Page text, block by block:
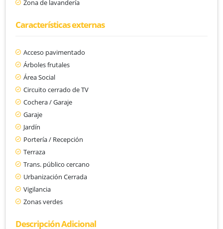
Zona de lavandería
Características externas
Acceso pavimentado
Árboles frutales
Área Social
Circuito cerrado de TV
Cochera / Garaje
Garaje
Jardín
Portería / Recepción
Terraza
Trans. público cercano
Urbanización Cerrada
Vigilancia
Zonas verdes
Descripción Adicional